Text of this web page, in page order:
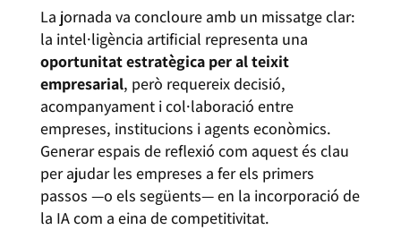
La jornada va concloure amb un missatge clar:
la intel·ligència artificial representa una
oportunitat estratègica per al teixit
empresarial, però requereix decisió,
acompanyament i col·laboració entre
empreses, institucions i agents econòmics.
Generar espais de reflexió com aquest és clau
per ajudar les empreses a fer els primers
passos —o els següents— en la incorporació de
la IA com a eina de competitivitat.